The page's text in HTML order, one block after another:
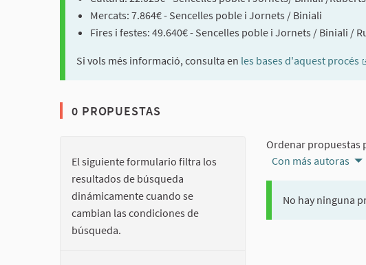
Mercats: 7.864€ - Sencelles poble i Jornets / Biniali
Fires i festes: 49.640€ - Sencelles poble i Jornets / Biniali /
Si vols més informació, consulta en les bases d'aquest procés
0 PROPUESTAS
El siguiente formulario filtra los
resultados de búsqueda
dinámicamente cuando se
cambian las condiciones de
búsqueda.
Ordenar propuestas
Con más autoras
No hay ninguna